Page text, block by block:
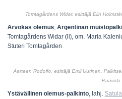
Tomtagårdens Widar, esittäjä Elin
Arvokas olemus, Argentinan
Tomtagårdens Widar (II), om. Maria
Stuteri Tomtagården
Aarteen Rodolfo, esittäjä Emil Uutinen.
Paavola
Ystävällinen olemus-palkinto, lahj.